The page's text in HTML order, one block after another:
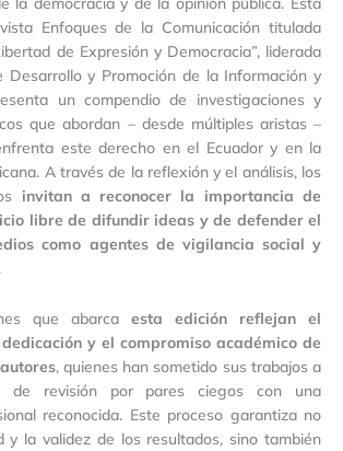
Enfoques de la Comunicación titulada
de Expresión y Democracia”, liderada
Desarrollo y Promoción de la Información y
un compendio de investigaciones y
que abordan – desde múltiples aristas –
este derecho en el Ecuador y en la
A través de la reflexión y el análisis, los
invitan a reconocer la importancia de
libre de difundir ideas y de defender el
como agentes de vigilancia social y
.
que abarca esta edición reflejan el
y el compromiso académico de
, quienes han sometido sus trabajos a
de revisión por pares ciegos con una
reconocida. Este proceso garantiza no
y la validez de los resultados, sino también